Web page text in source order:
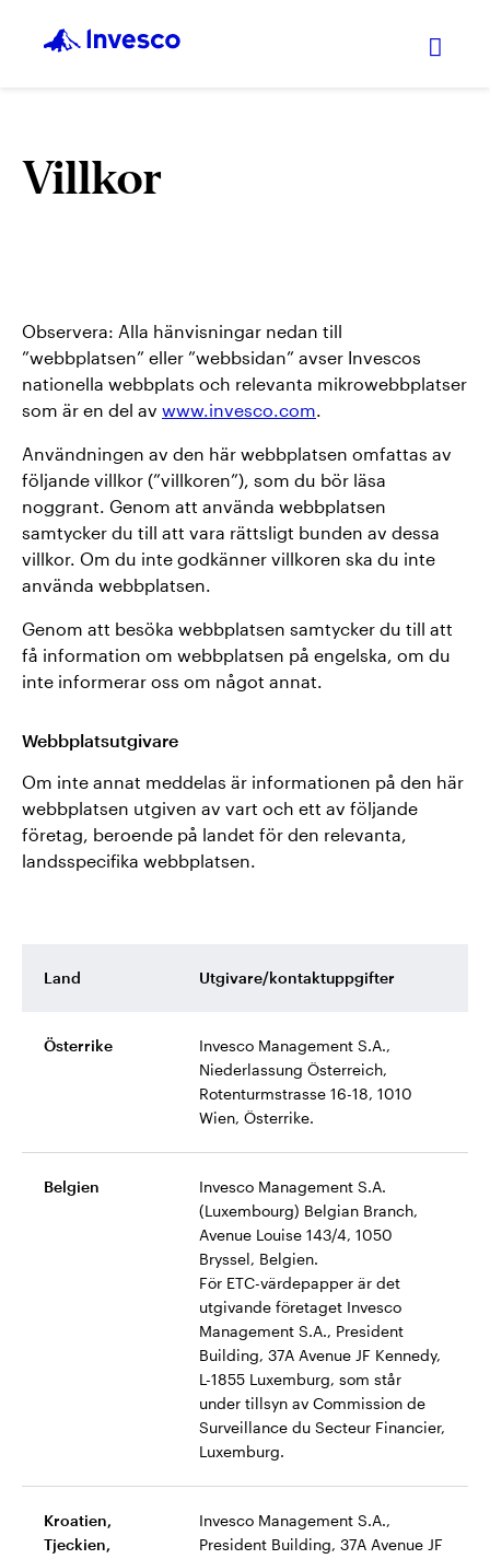
Villkor
Observera: Alla hänvisningar nedan till
”webbplatsen” eller ”webbsidan” avser Invescos
nationella webbplats och relevanta mikrowebbplatser
som är en del av www.invesco.com.
Användningen av den här webbplatsen omfattas av
följande villkor (”villkoren”), som du bör läsa
noggrant. Genom att använda webbplatsen
samtycker du till att vara rättsligt bunden av dessa
villkor. Om du inte godkänner villkoren ska du inte
använda webbplatsen.
Genom att besöka webbplatsen samtycker du till att
få information om webbplatsen på engelska, om du
inte informerar oss om något annat.
Webbplatsutgivare
Om inte annat meddelas är informationen på den här
webbplatsen utgiven av vart och ett av följande
företag, beroende på landet för den relevanta,
landsspecifika webbplatsen.
Land Utgivare/kontaktuppgifter
Österrike
Invesco Management S.A.,
Niederlassung Österreich,
Rotenturmstrasse 16-18, 1010
Wien, Österrike.
Belgien
Invesco Management S.A.
(Luxembourg) Belgian Branch,
Avenue Louise 143/4, 1050
Bryssel, Belgien.
För ETC-värdepapper är det
utgivande företaget Invesco
Management S.A., President
Building, 37A Avenue JF Kennedy,
L-1855 Luxemburg, som står
under tillsyn av Commission de
Surveillance du Secteur Financier,
Luxemburg.
Kroatien,
Tjeckien,
Invesco Management S.A.,
President Building, 37A Avenue JF